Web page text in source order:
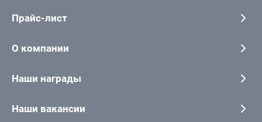
Прайс-лист
О компании
Наши награды
Наши вакансии